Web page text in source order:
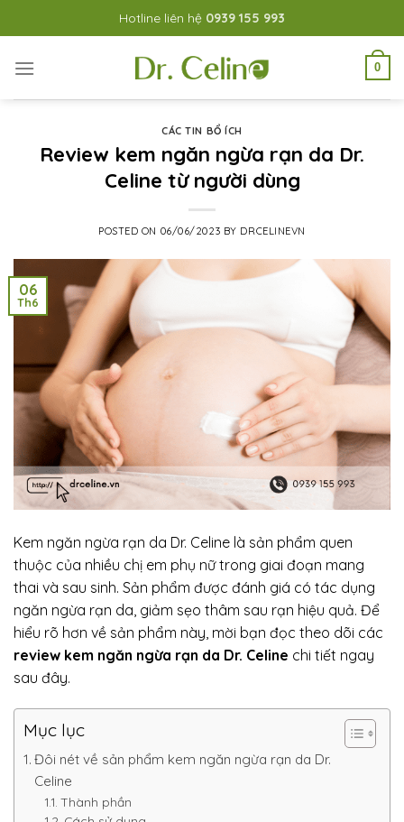
to
Hotline liên hệ 0939 155 993
0
CÁC TIN BỔ ÍCH
Review kem ngăn ngừa rạn da Dr.
Celine từ người dùng
POSTED ON 06/06/2023 BY DRCELINEVN
06
Th6
Kem ngăn ngừa rạn da Dr. Celine là sản phẩm quen
thuộc của nhiều chị em phụ nữ trong giai đoạn mang
thai và sau sinh. Sản phẩm được đánh giá có tác dụng
ngăn ngừa rạn da, giảm sẹo thâm sau rạn hiệu quả. Để
hiểu rõ hơn về sản phẩm này, mời bạn đọc theo dõi các
review kem ngăn ngừa rạn da Dr. Celine chi tiết ngay
sau đây.
Mục lục
Đôi nét về sản phẩm kem ngăn ngừa rạn da Dr.
Celine
Thành phần